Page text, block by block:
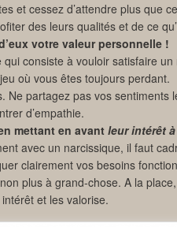
et cessez d’attendre plus que
des leurs qualités et de ce
votre valeur personnelle !
consiste à vouloir satisfaire un
où vous êtes toujours perdant.
Ne partagez pas vos sentiments
d’empathie.
mettant en avantleur intérêt
avec un narcissique, il faut
clairement vos besoins
plus à grand-chose. A la
et les valorise.